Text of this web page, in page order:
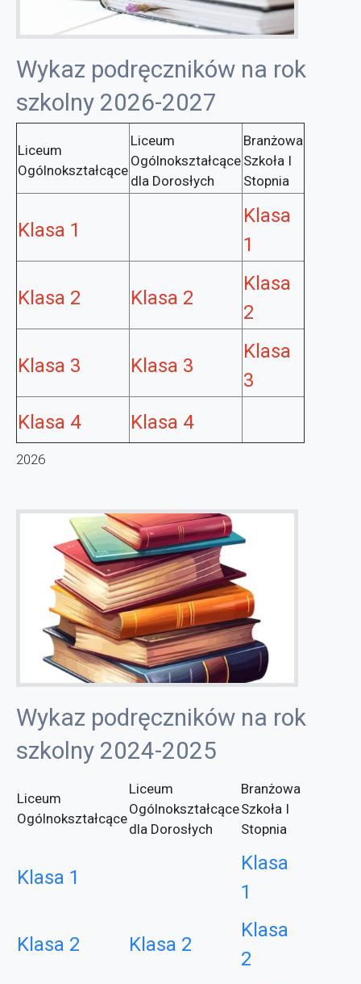
Wykaz podręczników na rok
szkolny 2026-2027
Liceum
Ogólnokształcące
Liceum
Ogólnokształcące
dla Dorosłych
Branżowa
Szkoła I
Stopnia
Klasa 1
Klasa
1
Klasa 2 Klasa 2
Klasa
2
Klasa 3 Klasa 3
Klasa
3
Klasa 4
Klasa 4
2026
Wykaz podręczników na rok
szkolny 2024-2025
Liceum
Ogólnokształcące
Liceum
Ogólnokształcące
dla Dorosłych
Branżowa
Szkoła I
Stopnia
Klasa 1
Klasa
1
Klasa 2 Klasa 2
Klasa
2